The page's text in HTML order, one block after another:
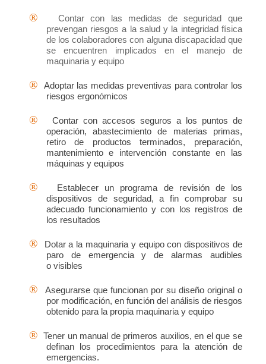
®
Contar con las medidas de seguridad que
prevengan riesgos a la salud y la integridad física
de los colaboradores con alguna discapacidad que
se encuentren implicados en el manejo de
maquinaria y equipo
®
Adoptar las medidas preventivas para controlar los
riesgos ergonómicos
®
Contar con accesos seguros a los puntos de
operación, abastecimiento de materias primas,
retiro de productos terminados, preparación,
mantenimiento e intervención constante en las
máquinas y equipos
®
Establecer un programa de revisión de los
dispositivos de seguridad, a fin comprobar su
adecuado funcionamiento y con los registros de
los resultados
®
Dotar a la maquinaria y equipo con dispositivos de
paro de emergencia y de alarmas audibles
o visibles
®
Asegurarse que funcionan por su diseño original o
por modificación, en función del análisis de riesgos
obtenido para la propia maquinaria y equipo
®
Tener un manual de primeros auxilios, en el que se
definan los procedimientos para la atención de
emergencias.